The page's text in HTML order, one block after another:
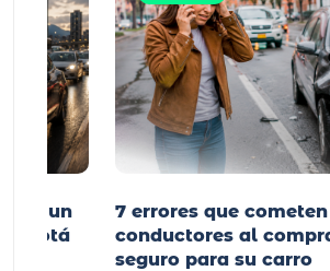
un
7 errores que
conductores al
seguro para su carro